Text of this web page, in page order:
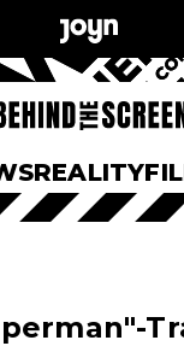
REALITY